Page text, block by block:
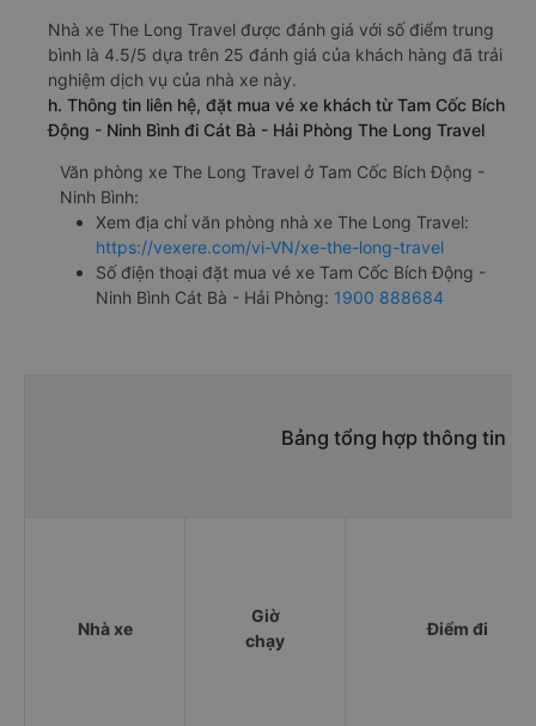
Nhà xe The Long Travel được đánh giá với số điểm trung
bình là 4.5/5 dựa trên 25 đánh giá của khách hàng đã trải
nghiệm dịch vụ của nhà xe này.
h. Thông tin liên hệ, đặt mua vé xe khách từ Tam Cốc Bích
Động - Ninh Bình đi Cát Bà - Hải Phòng The Long Travel
Văn phòng xe The Long Travel ở Tam Cốc Bích Động -
Ninh Bình:
Xem địa chỉ văn phòng nhà xe The Long Travel:
https://vexere.com/vi-VN/xe-the-long-travel
Số điện thoại đặt mua vé xe Tam Cốc Bích Động -
Ninh Bình Cát Bà - Hải Phòng: 1900 888684
Bảng tổng hợp thông tin
Nhà xe
Giờ
chạy
Điểm đi